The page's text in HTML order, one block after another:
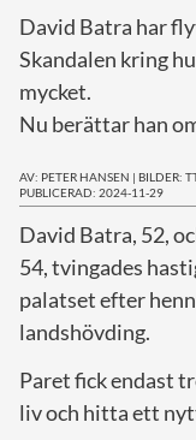
David Batra har
Skandalen kring
mycket.
Nu berättar han
AV: PETER HANSEN | BILDER:
PUBLICERAD: 2024-11-29
David Batra, 52,
54, tvingades
palatset efter
landshövding.
Paret fick endast
liv och hitta ett